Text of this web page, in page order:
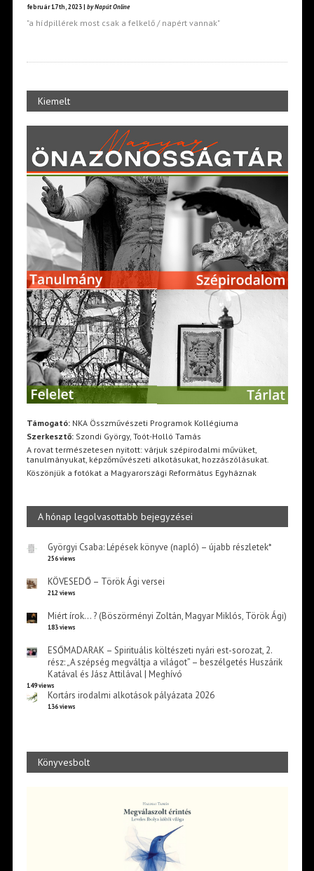
február 17th, 2023 | by Napút Online
"a hídpillérek most csak a felkelő / napért vannak"
Kiemelt
Támogató:NKA Összművészeti Programok Kollégiuma
Szerkesztő:Szondi György, Toót-Holló Tamás
A rovat természetesen nyitott: várjuk szépirodalmi művüket,
tanulmányukat, képzőművészeti alkotásukat, hozzászólásukat.
Köszönjük a fotókat a Magyarországi Református Egyháznak
A hónap legolvasottabb bejegyzései
Györgyi Csaba: Lépések könyve (napló) – újabb részletek*
256 views
KÖVESEDŐ – Török Ági versei
212 views
Miért írok… ? (Böszörményi Zoltán, Magyar Miklós, Török Ági)
183 views
ESŐMADARAK – Spirituális költészeti nyári est-sorozat, 2.
rész: „A szépség megváltja a világot” – beszélgetés Huszárik
Katával és Jász Attilával | Meghívó
149 views
Kortárs irodalmi alkotások pályázata 2026
136 views
Könyvesbolt